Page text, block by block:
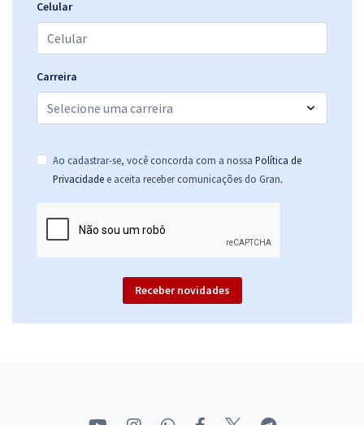
Economize R$ 91,98 (-20%)
Comprar
Celular
Carreira
Ao cadastrar-se, você concorda com a nossa Política de
Privacidade e aceita receber comunicações do Gran.
Receber novidades